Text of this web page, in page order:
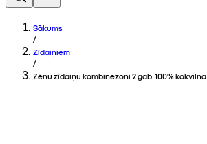
Sākums
/
Zīdaiņiem
/
Zēnu zīdaiņu kombinezoni 2 gab. 100% kokvilna